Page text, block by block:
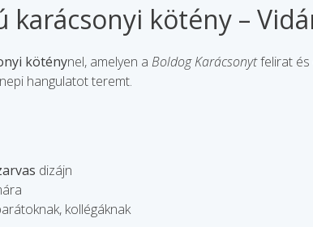
karácsonyi kötény –
köténynel, amelyen a Boldog Karácsonytfelirat és
hangulatot teremt.
dizájn
kollégáknak